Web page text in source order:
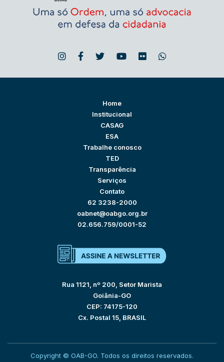
Home
Institucional
CASAG
ESA
Trabalhe conosco
TED
Transparência
Serviços
Contato
62 3238-2000
oabnet@oabgo.org.br
02.656.759/0001-52
Rua 1121, nº 200, Setor Marista
Goiânia-GO
CEP: 74175-120
Cx. Postal 15, BRASIL
Copyright © OAB-GO. Todos os direitos reservados.